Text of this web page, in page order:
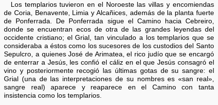
Los templarios tuvieron en el Noroeste las villas y encomiendas
de Coria, Benavente, Limia y Alcañices, además de la planta fuerte
de Ponferrada. De Ponferrada sigue el Camino hacia Cebreiro,
donde se encuentran ecos de otra de las grandes leyendas del
occidente cristiano; el Grial, tan vinculado a los templarios que se
consideraba a éstos como los sucesores de los custodios del Santo
Sepulcro, a quienes José de Arimatea, el rico judío que se encargó
de enterrar a Jesús, les confió el cáliz en el que Jesús consagró el
vino y posteriormente recogió las últimas gotas de su sangre: el
Grial (una de las interpretaciones de su nombres es «san real»,
sangre real) aparece y reaparece en el Camino con tanta
insistencia como los templarios.